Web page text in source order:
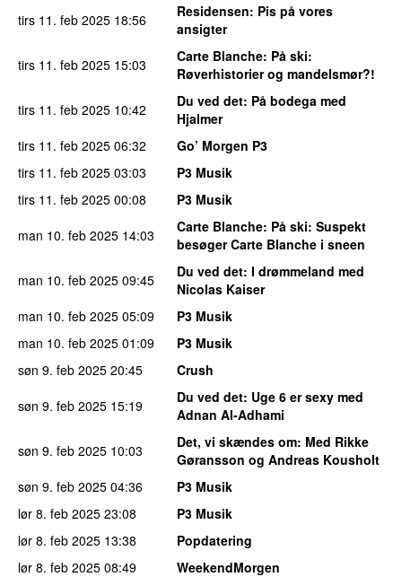
tirs 11. feb 2025 18:56 Residensen: Pis på vores
ansigter
tirs 11. feb 2025 15:03 Carte Blanche: På ski:
Røverhistorier og mandelsmør?!
tirs 11. feb 2025 10:42 Du ved det: På bodega med
Hjalmer
tirs 11. feb 2025 06:32
Go’ Morgen P3
tirs 11. feb 2025 03:03
P3 Musik
tirs 11. feb 2025 00:08
P3 Musik
man 10. feb 2025 14:03 Carte Blanche: På ski: Suspekt
besøger Carte Blanche i sneen
man 10. feb 2025 09:45 Du ved det: I drømmeland med
Nicolas Kaiser
man 10. feb 2025 05:09
P3 Musik
man 10. feb 2025 01:09
P3 Musik
søn 9. feb 2025 20:45
Crush
søn 9. feb 2025 15:19 Du ved det: Uge 6 er sexy med
Adnan Al-Adhami
søn 9. feb 2025 10:03 Det, vi skændes om: Med Rikke
Gøransson og Andreas Kousholt
søn 9. feb 2025 04:36
P3 Musik
lør 8. feb 2025 23:08
P3 Musik
lør 8. feb 2025 13:38
Popdatering
lør 8. feb 2025 08:49
WeekendMorgen